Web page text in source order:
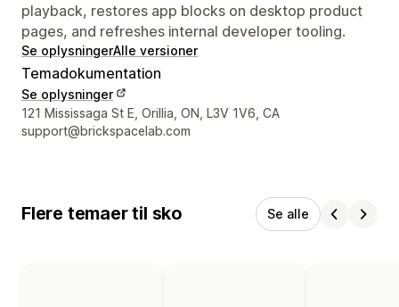
playback, restores app blocks on desktop product
pages, and refreshes internal developer tooling.
Se oplysningerAlle versioner
Temadokumentation
Se oplysninger
Se kontaktoplysninger
121 Mississaga St E, Orillia, ON, L3V 1V6, CA
support@brickspacelab.com
Flere temaer til sko Se alle